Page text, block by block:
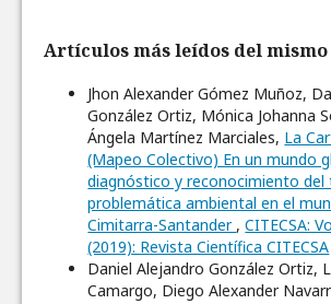
Artículos más leídos del
Jhon Alexander Gómez Muñoz,
González Ortiz, Mónica Johanna
Ángela Martínez Marciales, La
(Mapeo Colectivo) En un mundo
diagnóstico y reconocimiento
problemática ambiental en el
Cimitarra-Santander ,CITECSA:
(2019): Revista Científica CITECSA
Daniel Alejandro González Ortiz,
Camargo, Diego Alexander